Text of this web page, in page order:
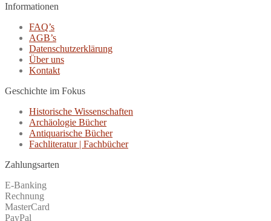
Informationen
FAQ’s
AGB’s
Datenschutzerklärung
Über uns
Kontakt
Geschichte im Fokus
Historische Wissenschaften
Archäologie Bücher
Antiquarische Bücher
Fachliteratur | Fachbücher
Zahlungsarten
E-Banking
Rechnung
MasterCard
PayPal